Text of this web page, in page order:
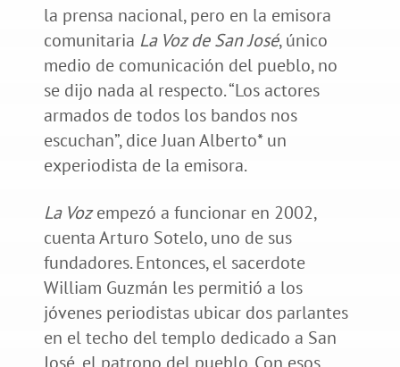
la prensa nacional, pero en la emisora
comunitaria La Voz de San José, único
medio de comunicación del pueblo, no
se dijo nada al respecto. “Los actores
armados de todos los bandos nos
escuchan”, dice Juan Alberto* un
experiodista de la emisora.
La Vozempezó a funcionar en 2002,
cuenta Arturo Sotelo, uno de sus
fundadores. Entonces, el sacerdote
William Guzmán les permitió a los
jóvenes periodistas ubicar dos parlantes
en el techo del templo dedicado a San
José, el patrono del pueblo. Con esos